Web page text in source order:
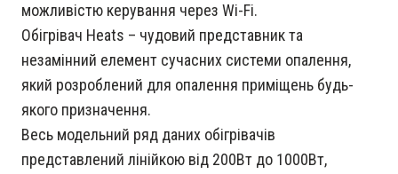
можливістю керування через Wi-Fi.
Обігрівач Heats – чудовий представник та
незамінний елемент сучасних системи опалення,
який розроблений для опалення приміщень будь-
якого призначення.
Весь модельний ряд даних обігрівачів
представлений лінійкою від 200Вт до 1000Вт,